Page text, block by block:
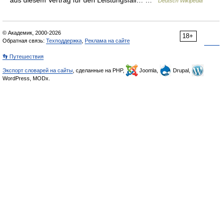
18+
© Академик, 2000-2026
Обратная связь: Техподдержка Реклама на сайте
👣 Путешествия
Экспорт словарей на сайты , сделанные на PHP, Joomla,
Drupal,
WordPress, MODx.